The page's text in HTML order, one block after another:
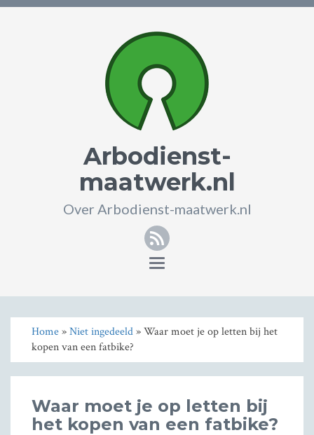
Arbodienst-
maatwerk.nl
Over Arbodienst-maatwerk.nl
RSS
Toggle
Home»Niet ingedeeld» Waar moet je op letten bij het
kopen van een fatbike?
Waar moet je op letten bij
het kopen van een fatbike?